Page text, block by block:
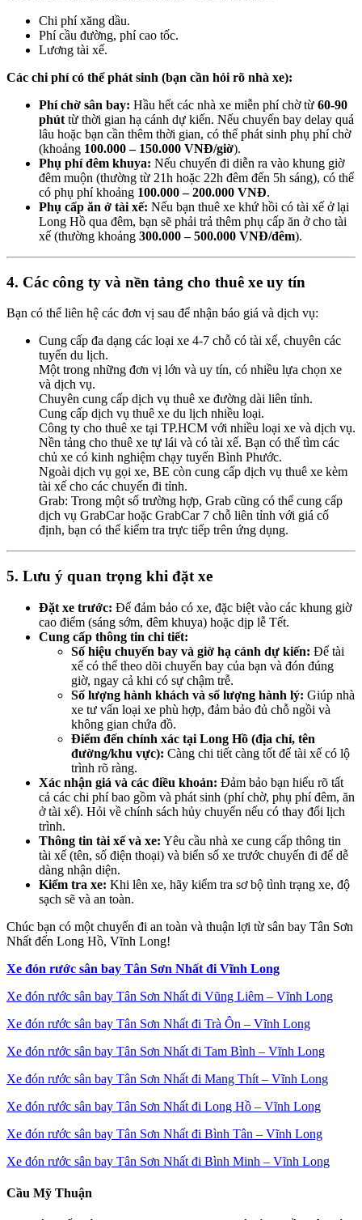
Chi phí xăng dầu.
Phí cầu đường, phí cao tốc.
Lương tài xế.
Các chi phí có thể phát sinh (bạn cần hỏi rõ nhà xe):
Phí chờ sân bay: Hầu hết các nhà xe miễn phí chờ từ 60-90
phút từ thời gian hạ cánh dự kiến. Nếu chuyến bay delay quá
lâu hoặc bạn cần thêm thời gian, có thể phát sinh phụ phí chờ
(khoảng 100.000 – 150.000 VNĐ/giờ).
Phụ phí đêm khuya: Nếu chuyến đi diễn ra vào khung giờ
đêm muộn (thường từ 21h hoặc 22h đêm đến 5h sáng), có thể
có phụ phí khoảng 100.000 – 200.000 VNĐ.
Phụ cấp ăn ở tài xế: Nếu bạn thuê xe khứ hồi có tài xế ở lại
Long Hồ qua đêm, bạn sẽ phải trả thêm phụ cấp ăn ở cho tài
xế (thường khoảng 300.000 – 500.000 VNĐ/đêm).
4. Các công ty và nền tảng cho thuê xe uy tín
Bạn có thể liên hệ các đơn vị sau để nhận báo giá và dịch vụ:
Cung cấp đa dạng các loại xe 4-7 chỗ có tài xế, chuyên các
tuyến du lịch.
Một trong những đơn vị lớn và uy tín, có nhiều lựa chọn xe
và dịch vụ.
Chuyên cung cấp dịch vụ thuê xe đường dài liên tỉnh.
Cung cấp dịch vụ thuê xe du lịch nhiều loại.
Công ty cho thuê xe tại TP.HCM với nhiều loại xe và dịch vụ.
Nền tảng cho thuê xe tự lái và có tài xế. Bạn có thể tìm các
chủ xe có kinh nghiệm chạy tuyến Bình Phước.
Ngoài dịch vụ gọi xe, BE còn cung cấp dịch vụ thuê xe kèm
tài xế cho các chuyến đi tỉnh.
Grab: Trong một số trường hợp, Grab cũng có thể cung cấp
dịch vụ GrabCar hoặc GrabCar 7 chỗ liên tỉnh với giá cố
định, bạn có thể kiểm tra trực tiếp trên ứng dụng.
5. Lưu ý quan trọng khi đặt xe
Đặt xe trước: Để đảm bảo có xe, đặc biệt vào các khung giờ
cao điểm (sáng sớm, đêm khuya) hoặc dịp lễ Tết.
Cung cấp thông tin chi tiết:
Số hiệu chuyến bay và giờ hạ cánh dự kiến: Để tài
xế có thể theo dõi chuyến bay của bạn và đón đúng
giờ, ngay cả khi có sự chậm trễ.
Số lượng hành khách và số lượng hành lý: Giúp nhà
xe tư vấn loại xe phù hợp, đảm bảo đủ chỗ ngồi và
không gian chứa đồ.
Điểm đến chính xác tại Long Hồ (địa chỉ, tên
đường/khu vực): Càng chi tiết càng tốt để tài xế có lộ
trình rõ ràng.
Xác nhận giá và các điều khoản: Đảm bảo bạn hiểu rõ tất
cả các chi phí bao gồm và phát sinh (phí chờ, phụ phí đêm, ăn
ở tài xế). Hỏi về chính sách hủy chuyến nếu có thay đổi lịch
trình.
Thông tin tài xế và xe: Yêu cầu nhà xe cung cấp thông tin
tài xế (tên, số điện thoại) và biển số xe trước chuyến đi để dễ
dàng nhận diện.
Kiểm tra xe: Khi lên xe, hãy kiểm tra sơ bộ tình trạng xe, độ
sạch sẽ và an toàn.
Chúc bạn có một chuyến đi an toàn và thuận lợi từ sân bay Tân Sơn
Nhất đến Long Hồ, Vĩnh Long!
Xe đón rước sân bay Tân Sơn Nhất đi Vĩnh Long
Xe đón rước sân bay Tân Sơn Nhất đi Vũng Liêm – Vĩnh Long
Xe đón rước sân bay Tân Sơn Nhất đi Trà Ôn – Vĩnh Long
Xe đón rước sân bay Tân Sơn Nhất đi Tam Bình – Vĩnh Long
Xe đón rước sân bay Tân Sơn Nhất đi Mang Thít – Vĩnh Long
Xe đón rước sân bay Tân Sơn Nhất đi Long Hồ – Vĩnh Long
Xe đón rước sân bay Tân Sơn Nhất đi Bình Tân – Vĩnh Long
Xe đón rước sân bay Tân Sơn Nhất đi Bình Minh – Vĩnh Long
Cầu Mỹ Thuận